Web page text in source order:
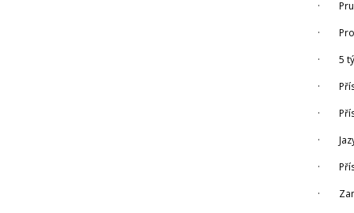
·
·
· 5
·
·
·
·
·